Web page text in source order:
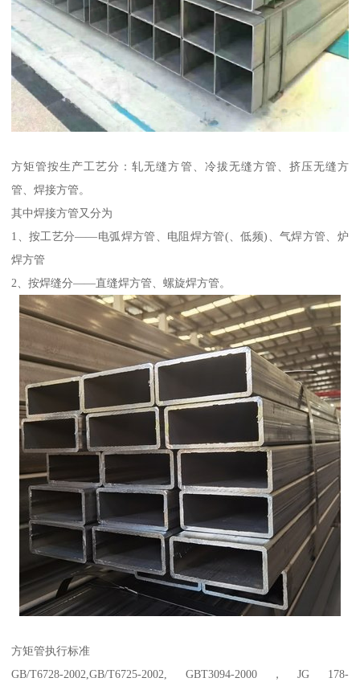
方矩管按生产工艺分：轧无缝方管、冷拔无缝方管、挤压无缝方
管、焊接方管。
其中焊接方管又分为
1、按工艺分——电弧焊方管、电阻焊方管(、低频)、气焊方管、炉
焊方管
2、按焊缝分——直缝焊方管、螺旋焊方管。
方矩管执行标准
GB/T6728-2002,GB/T6725-2002, GBT3094-2000，JG 178-